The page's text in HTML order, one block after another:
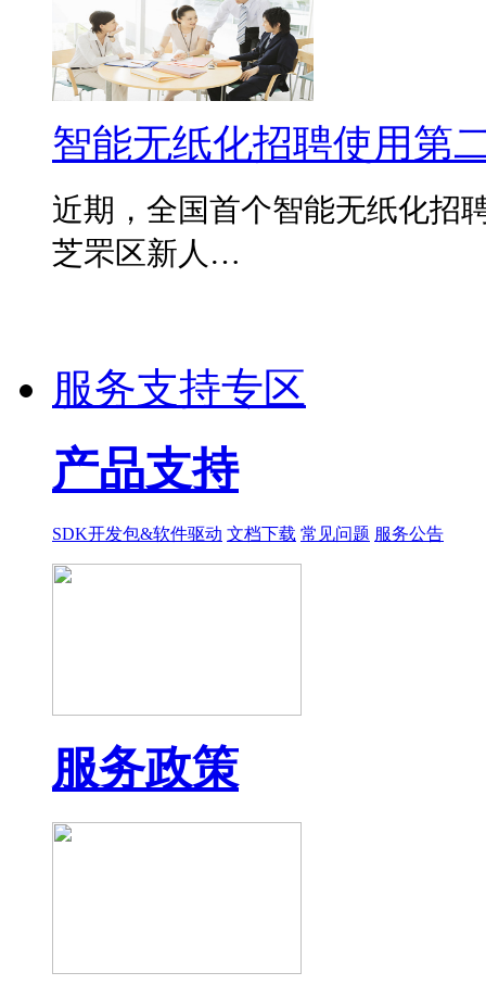
智能无纸化招聘使用第
近期，全国首个智能无纸化招
芝罘区新人…
服务支持专区
产品支持
SDK开发包&软件驱动 文档下载 常见问题 服务公告
服务政策